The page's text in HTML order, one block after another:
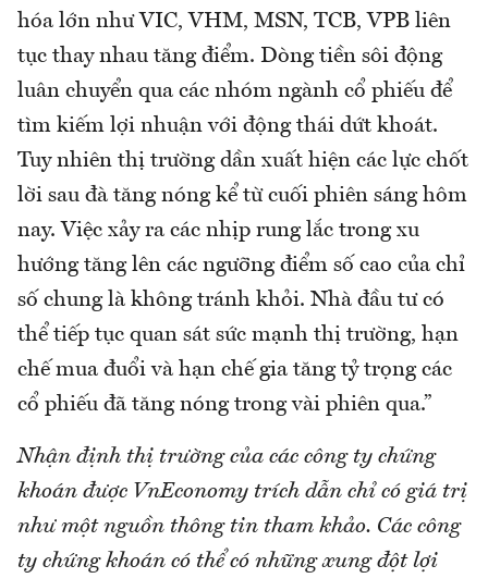
hóa lớn như VIC, VHM, MSN, TCB, VPB liên
tục thay nhau tăng điểm. Dòng tiền sôi động
luân chuyển qua các nhóm ngành cổ phiếu để
tìm kiếm lợi nhuận với động thái dứt khoát.
Tuy nhiên thị trường dần xuất hiện các lực chốt
lời sau đà tăng nóng kể từ cuối phiên sáng hôm
nay. Việc xảy ra các nhịp rung lắc trong xu
hướng tăng lên các ngưỡng điểm số cao của chỉ
số chung là không tránh khỏi. Nhà đầu tư có
thể tiếp tục quan sát sức mạnh thị trường, hạn
chế mua đuổi và hạn chế gia tăng tỷ trọng các
cổ phiếu đã tăng nóng trong vài phiên qua.”
Nhận định thị trường của các công ty chứng
khoán được VnEconomy trích dẫn chỉ có giá trị
như một nguồn thông tin tham khảo. Các công
ty chứng khoán có thể có những xung đột lợi